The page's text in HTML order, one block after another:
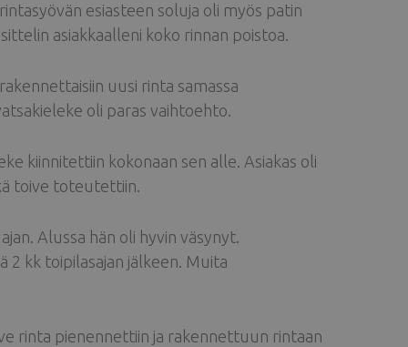
esiasteen soluja oli myös patin
asiakkaalleni koko rinnan poistoa.
uusi rinta samassa
oli paras vaihtoehto.
kiinnitettiin kokonaan sen alle. Asiakas oli
toive toteutettiin.
Alussa hän oli hyvin väsynyt.
2 kk toipilasajan jälkeen. Muita
rinta pienennettiin ja rakennettuun rintaan